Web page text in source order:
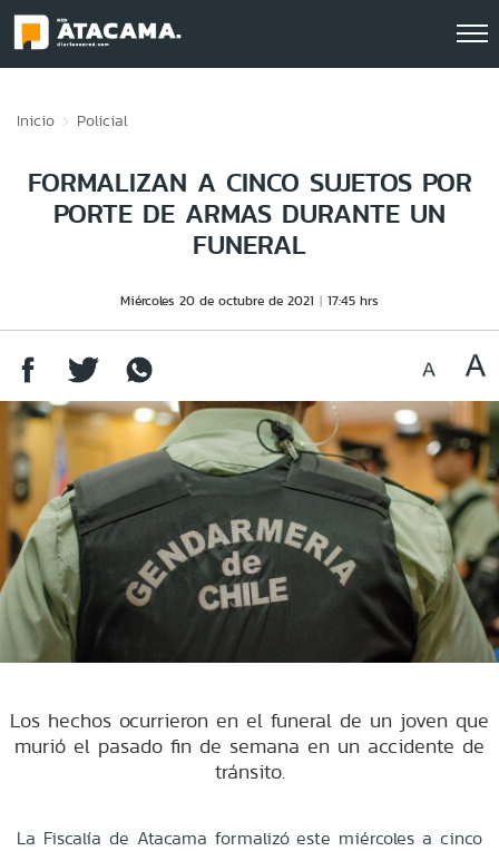
Inicio Policial
FORMALIZAN A CINCO SUJETOS POR
PORTE DE ARMAS DURANTE UN
FUNERAL
Miércoles 20 de octubre de 2021 17:45 hrs
Los hechos ocurrieron en el funeral de un joven que
murió el pasado fin de semana en un accidente de
tránsito.
La Fiscalía de Atacama formalizó este miércoles a cinco